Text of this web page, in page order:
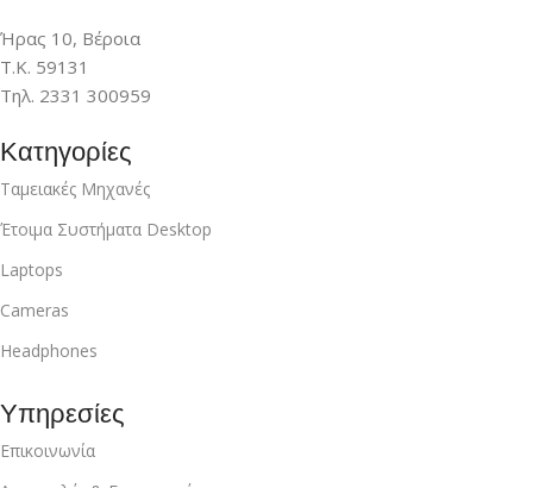
Ήρας 10, Βέροια
Τ.Κ. 59131
Τηλ. 2331 300959
Κατηγορίες
Ταμειακές Μηχανές
Έτοιμα Συστήματα Desktop
Laptops
Cameras
Headphones
Υπηρεσίες
Επικοινωνία